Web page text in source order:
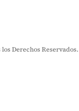
los Derechos